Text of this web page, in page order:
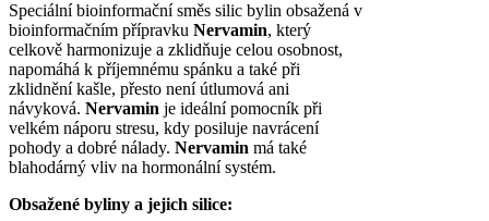
Speciální bioinformační směs silic bylin obsažená v
bioinformačním přípravku Nervamin, který
celkově harmonizuje a zklidňuje celou osobnost,
napomáhá k příjemnému spánku a také při
zklidnění kašle, přesto není útlumová ani
návyková. Nervamin je ideální pomocník při
velkém náporu stresu, kdy posiluje navrácení
pohody a dobré nálady. Nervamin má také
blahodárný vliv na hormonální systém.
Obsažené byliny a jejich silice: